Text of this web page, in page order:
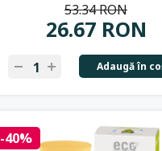
26.67 RON
53.34 RON
Adaugă în
-40%